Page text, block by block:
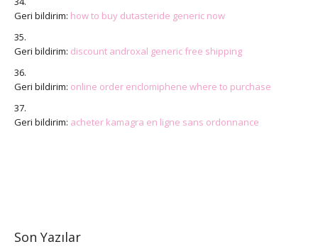
Geri bildirim: how to buy dutasteride generic now
Geri bildirim: discount androxal generic free shipping
Geri bildirim: online order enclomiphene where to purchase
Geri bildirim: acheter kamagra en ligne sans ordonnance
Son Yazılar